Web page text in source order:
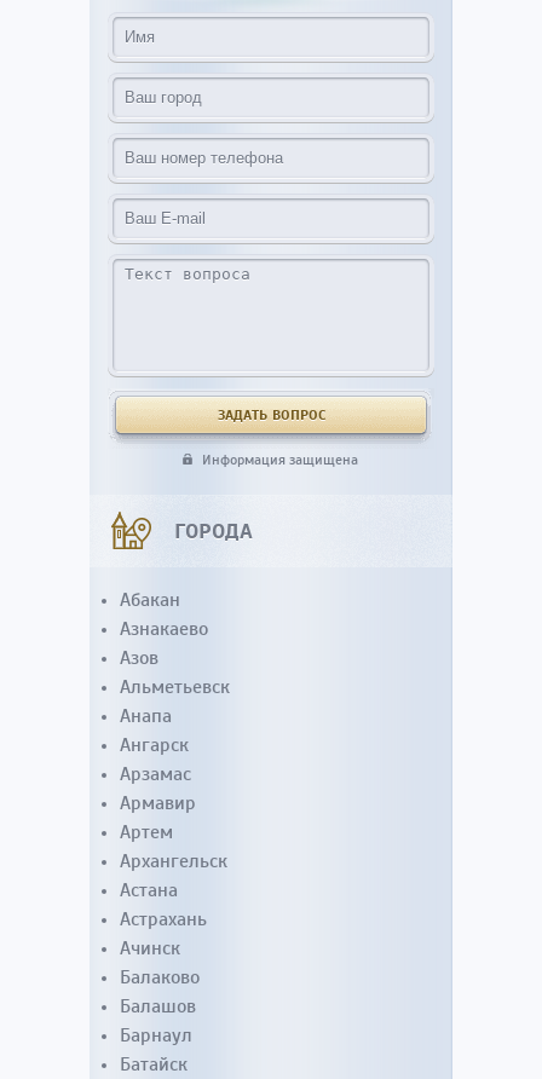
Информация защищена
ГОРОДА
Абакан
Азнакаево
Азов
Альметьевск
Анапа
Ангарск
Арзамас
Армавир
Артем
Архангельск
Астана
Астрахань
Ачинск
Балаково
Балашов
Барнаул
Батайск